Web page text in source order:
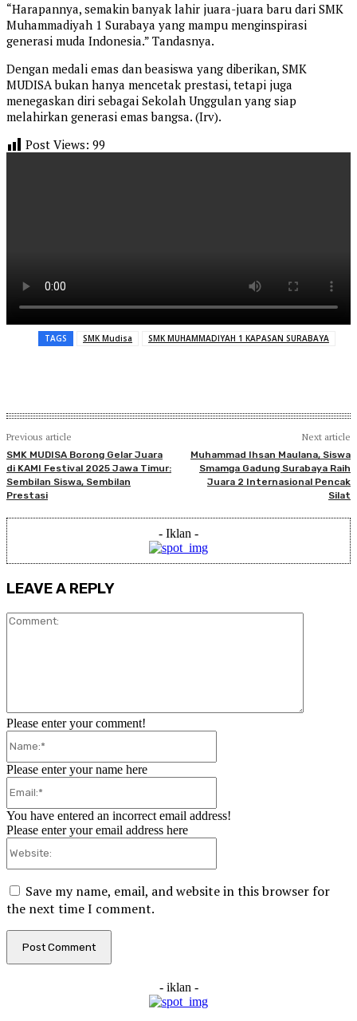
“Harapannya, semakin banyak lahir juara-juara baru dari SMK
Muhammadiyah 1 Surabaya yang mampu menginspirasi
generasi muda Indonesia.” Tandasnya.
Dengan medali emas dan beasiswa yang diberikan, SMK
MUDISA bukan hanya mencetak prestasi, tetapi juga
menegaskan diri sebagai Sekolah Unggulan yang siap
melahirkan generasi emas bangsa. (Irv).
Post Views: 99
TAGS SMK Mudisa SMK MUHAMMADIYAH 1 KAPASAN SURABAYA
Previous article
SMK MUDISA Borong Gelar Juara
di KAMI Festival 2025 Jawa Timur:
Sembilan Siswa, Sembilan
Prestasi
Next article
Muhammad Ihsan Maulana, Siswa
Smamga Gadung Surabaya Raih
Juara 2 Internasional Pencak
Silat
- Iklan -
LEAVE A REPLY
Please enter your comment!
Please enter your name here
You have entered an incorrect email address!
Please enter your email address here
Save my name, email, and website in this browser for
the next time I comment.
- iklan -